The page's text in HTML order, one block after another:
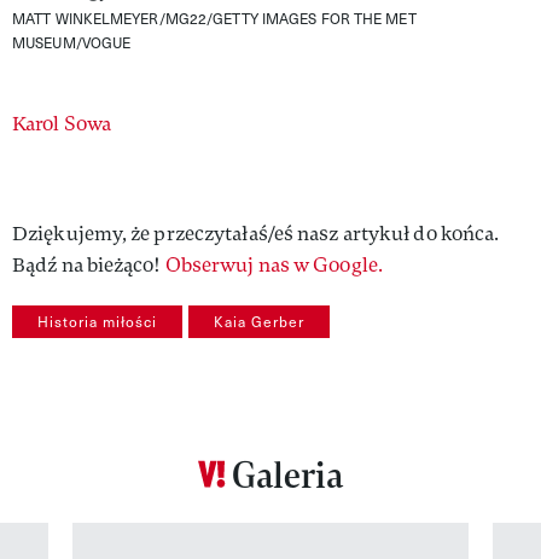
MATT WINKELMEYER/MG22/GETTY IMAGES FOR THE MET
MUSEUM/VOGUE
Authors
Karol Sowa
Dziękujemy, że przeczytałaś/eś nasz artykuł do końca.
Bądź na bieżąco! Obserwuj nas w Google.
Historia miłości Kaia Gerber
Galeria